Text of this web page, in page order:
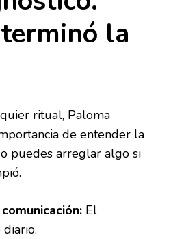
la
ritual, Paloma
de entender la
puedes arreglar algo si
El